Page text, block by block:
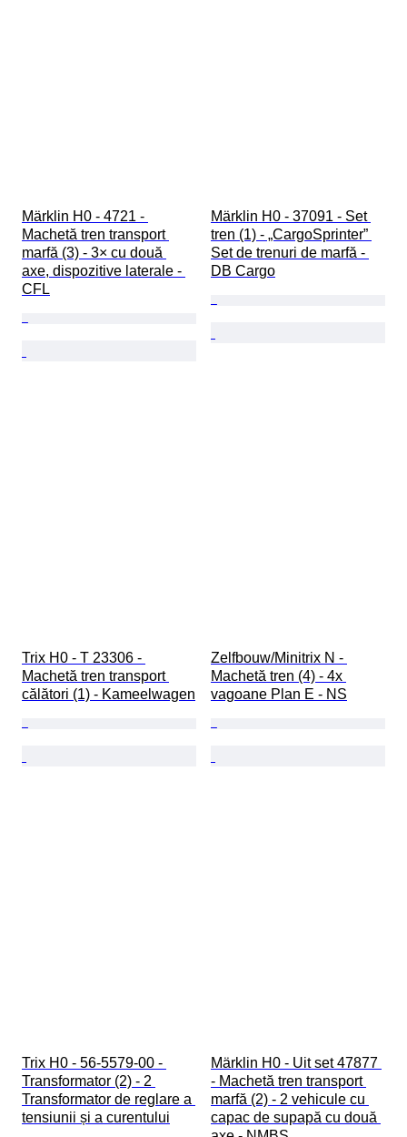
Märklin H0 - 4721 -
Machetă tren transport
marfă (3) - 3× cu două
axe, dispozitive laterale -
CFL
Märklin H0 - 37091 - Set
tren (1) - „CargoSprinter”
Set de trenuri de marfă -
DB Cargo
Trix H0 - T 23306 -
Machetă tren transport
călători (1) - Kameelwagen
Zelfbouw/Minitrix N -
Machetă tren (4) - 4x
vagoane Plan E - NS
Trix H0 - 56-5579-00 -
Transformator (2) - 2
Transformator de reglare a
tensiunii și a curentului
Märklin H0 - Uit set 47877
- Machetă tren transport
marfă (2) - 2 vehicule cu
capac de supapă cu două